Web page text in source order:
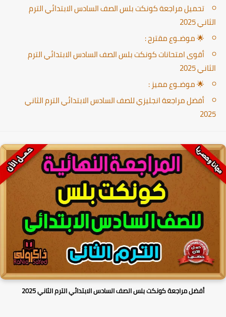
تحميل مراجعة كونكت بلس الصف السادس الابتدائي الترم
الثاني 2025
🌟 موضـوع مقترح :
أقوى امتحانات كونكت بلس الصف السادس الابتدائي الترم
الثاني 2025
🌟 موضـوع مميز :
أفضل مراجعة انجليزي للصف السادس الابتدائي الترم الثاني
2025
أفضل مراجعة كونكت بلس الصف السادس الابتدائي الترم الثاني 2025